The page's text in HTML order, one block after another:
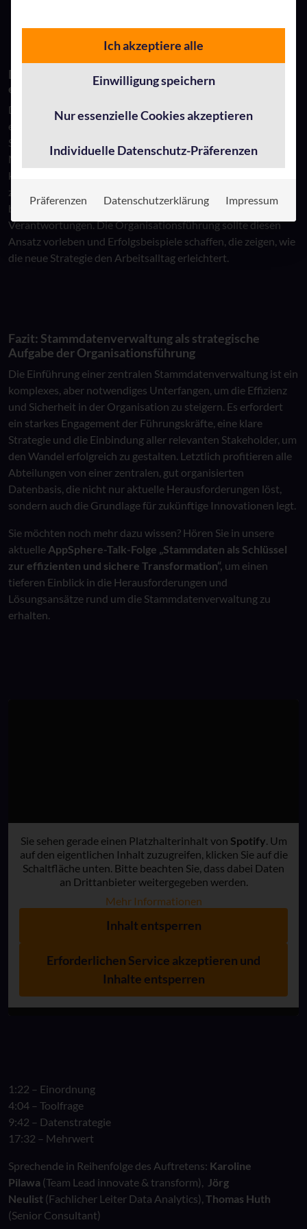
Der Wandel in der Organisation: Mitarbeitende
einbinden
Die Einbindung der betroffenen Mitarbeitenden ist
entscheidend für die Implementierung einer zentralen
Stammdatenverwaltung. Besonders in Bereichen wie HR, wo
Mitarbeitende plötzlich mit neuen Datenanforderungen
konfrontiert werden, ist es wichtig, sie von den Vorteilen der
zentralen Datenstrategie zu überzeugen. Dies gelingt am
besten durch definierte Prozesse sowie klare Aufgaben und
Verantwortungen. Die Organisationsführung sollte diesen
Ansatz vorleben und Erfolgsbeispiele schaffen, die zeigen, wie
die neue Strategie den Arbeitsalltag erleichtert.
Fazit: Stammdatenverwaltung als strategische
Aufgabe der Organisationsführung
Die Einführung einer zentralen Stammdatenverwaltung ist ein
komplexes, aber notwendiges Unterfangen, um die Effizienz
und Sicherheit in der Organisation zu steigern. Es erfordert
ein starkes Engagement der Führungskräfte, eine klare
Strategie und die Einbindung aller relevanten Stakeholder, um
den Wandel erfolgreich zu gestalten. Letztlich profitieren alle
Abteilungen von einer zentralen, gut organisierten
Datenbasis, die nicht nur aktuelle Herausforderungen löst,
sondern auch die Grundlage für zukünftige Innovationen legt.
Sie möchten noch mehr dazu wissen? Hören Sie in unsere
aktuelle AppSphere-Talk-Folge „Stammdaten als Schlüssel
zur effizienten und sichere Transformation“, um einen
tieferen Einblick in die Herausforderungen und
Lösungsansätze rund um die Stammdatenverwaltung zu
erhalten.
Sie sehen gerade einen Platzhalterinhalt von Spotify. Um
auf den eigentlichen Inhalt zuzugreifen, klicken Sie auf die
Schaltfläche unten. Bitte beachten Sie, dass dabei Daten
an Drittanbieter weitergegeben werden.
Mehr Informationen
Inhalt entsperren
Erforderlichen Service akzeptieren und
Inhalte entsperren
1:22 – Einordnung
4:04 – Toolfrage
9:42 – Datenstrategie
17:32 – Mehrwert
Sprechende in Reihenfolge des Auftretens: Karoline
Pilawa (Team Lead innovate & transform), Jörg
Neulist (Fachlicher Leiter Data Analytics), Thomas Huth
(Senior Consultant)
Ich akzeptiere alle
Einwilligung speichern
Nur essenzielle Cookies akzeptieren
Individuelle Datenschutz-Präferenzen
Präferenzen Datenschutzerklärung Impressum